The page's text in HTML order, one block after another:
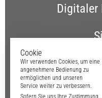
Digitaler
Kontakt
Cookie
Wir verwenden Cookies, um eine
angenehmere Bedienung zu
ermöglichen und unseren
Service weiter zu verbessern.
Sofern Sie uns Ihre Zustimmung